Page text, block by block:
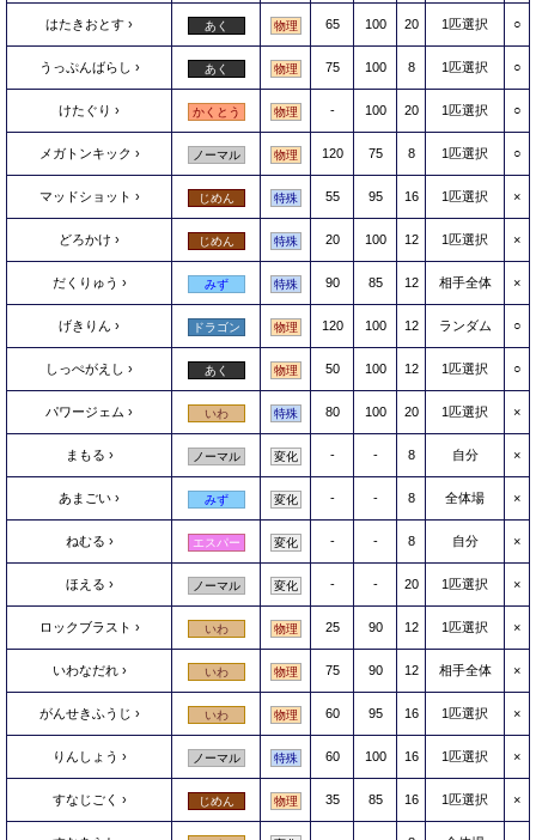
はたきおとす あく 物理 65 100 20 1匹選択 ○
うっぷんばらし あく 物理 75 100 8 1匹選択 ○
けたぐり かくとう 物理 - 100 20 1匹選択 ○
メガトンキック ノーマル 物理 120 75 8 1匹選択 ○
マッドショット じめん 特殊 55 95 16 1匹選択 ×
どろかけ じめん 特殊 20 100 12 1匹選択 ×
だくりゅう みず 特殊 90 85 12 相手全体 ×
げきりん ドラゴン 物理 120 100 12 ランダム ○
しっぺがえし あく 物理 50 100 12 1匹選択 ○
パワージェム いわ 特殊 80 100 20 1匹選択 ×
まもる ノーマル 変化 - - 8 自分 ×
あまごい みず 変化 - - 8 全体場 ×
ねむる エスパー 変化 - - 8 自分 ×
ほえる ノーマル 変化 - - 20 1匹選択 ×
ロックブラスト いわ 物理 25 90 12 1匹選択 ×
いわなだれ いわ 物理 75 90 12 相手全体 ×
がんせきふうじ いわ 物理 60 95 16 1匹選択 ×
りんしょう ノーマル 特殊 60 100 16 1匹選択 ×
すなじごく じめん 物理 35 85 16 1匹選択 ×